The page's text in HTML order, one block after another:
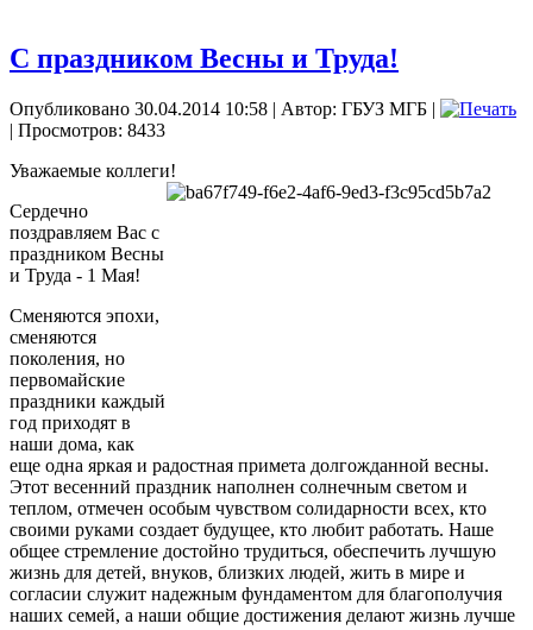
С праздником Весны и Труда!
Опубликовано 30.04.2014 10:58 | Автор: ГБУЗ МГБ |
| Просмотров: 8433
Уважаемые коллеги!
Сердечно
поздравляем Вас с
праздником Весны
и Труда - 1 Мая!
Сменяются эпохи,
сменяются
поколения, но
первомайские
праздники каждый
год приходят в
наши дома, как
еще одна яркая и радостная примета долгожданной весны.
Этот весенний праздник наполнен солнечным светом и
теплом, отмечен особым чувством солидарности всех, кто
своими руками создает будущее, кто любит работать. Наше
общее стремление достойно трудиться, обеспечить лучшую
жизнь для детей, внуков, близких людей, жить в мире и
согласии служит надежным фундаментом для благополучия
наших семей, а наши общие достижения делают жизнь лучше